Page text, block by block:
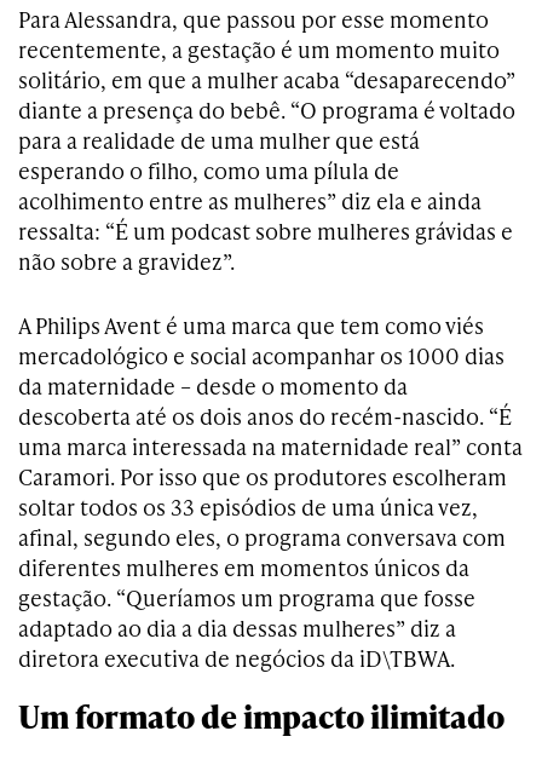
Para Alessandra, que passou por esse momento
recentemente, a gestação é um momento muito
solitário, em que a mulher acaba “desaparecendo”
diante a presença do bebê. “O programa é voltado
para a realidade de uma mulher que está
esperando o filho, como uma pílula de
acolhimento entre as mulheres” diz ela e ainda
ressalta: “É um podcast sobre mulheres grávidas e
não sobre a gravidez”.
A Philips Avent é uma marca que tem como viés
mercadológico e social acompanhar os 1000 dias
da maternidade – desde o momento da
descoberta até os dois anos do recém-nascido. “É
uma marca interessada na maternidade real” conta
Caramori. Por isso que os produtores escolheram
soltar todos os 33 episódios de uma única vez,
afinal, segundo eles, o programa conversava com
diferentes mulheres em momentos únicos da
gestação. “Queríamos um programa que fosse
adaptado ao dia a dia dessas mulheres” diz a
diretora executiva de negócios da iD\TBWA.
Um formato de impacto ilimitado